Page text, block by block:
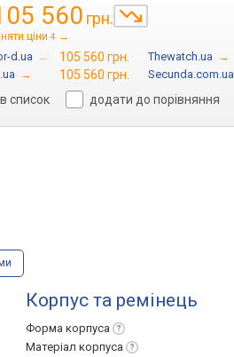
560 грн.
ціни 4 →
d.ua → 105 560 грн. Thewatch.ua →
→ 105 560 грн. Secunda.com.ua
в список
додати до порівняння
Корпус та ремінець
Форма корпуса
Матеріал корпуса